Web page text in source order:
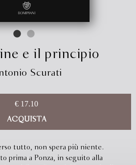
e il principio
Scurati
€ 17.10
ACQUISTA
tutto, non spera più niente.
prima a Ponza, in seguito alla